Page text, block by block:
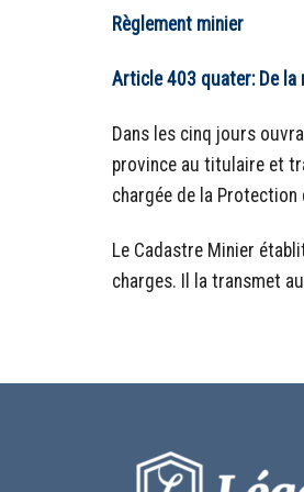
Règlement minier
Article 403 quater: De
Dans les cinq jours
province au titulaire et
chargée de la Protection
Le Cadastre Minier
charges. Il la transmet